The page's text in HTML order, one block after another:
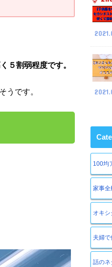
５割弱程度です。
うです。
100均
家事全
オキシ
夫婦
話のネ